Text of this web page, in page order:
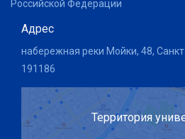
Российской Федерации
Адрес
набережная реки Мойки, 48,
191186
Территория